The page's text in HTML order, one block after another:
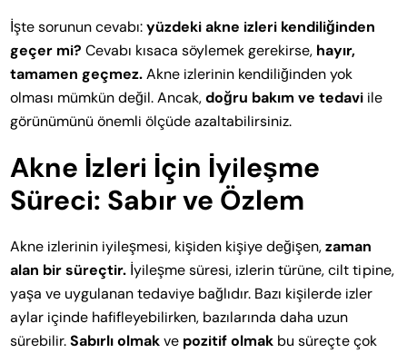
İşte sorunun cevabı:yüzdeki akne izleri kendiliğinden
geçer mi? Cevabı kısaca söylemek gerekirse, hayır,
tamamen geçmez.Akne izlerinin kendiliğinden yok
olması mümkün değil. Ancak,doğru bakım ve tedavi ile
görünümünü önemli ölçüde azaltabilirsiniz.
Akne İzleri İçin İyileşme
Süreci: Sabır ve Özlem
Akne izlerinin iyileşmesi, kişiden kişiye değişen,zaman
alan bir süreçtir. İyileşme süresi, izlerin türüne, cilt tipine,
yaşa ve uygulanan tedaviye bağlıdır. Bazı kişilerde izler
aylar içinde hafifleyebilirken, bazılarında daha uzun
sürebilir.Sabırlı olmakve pozitif olmak bu süreçte çok